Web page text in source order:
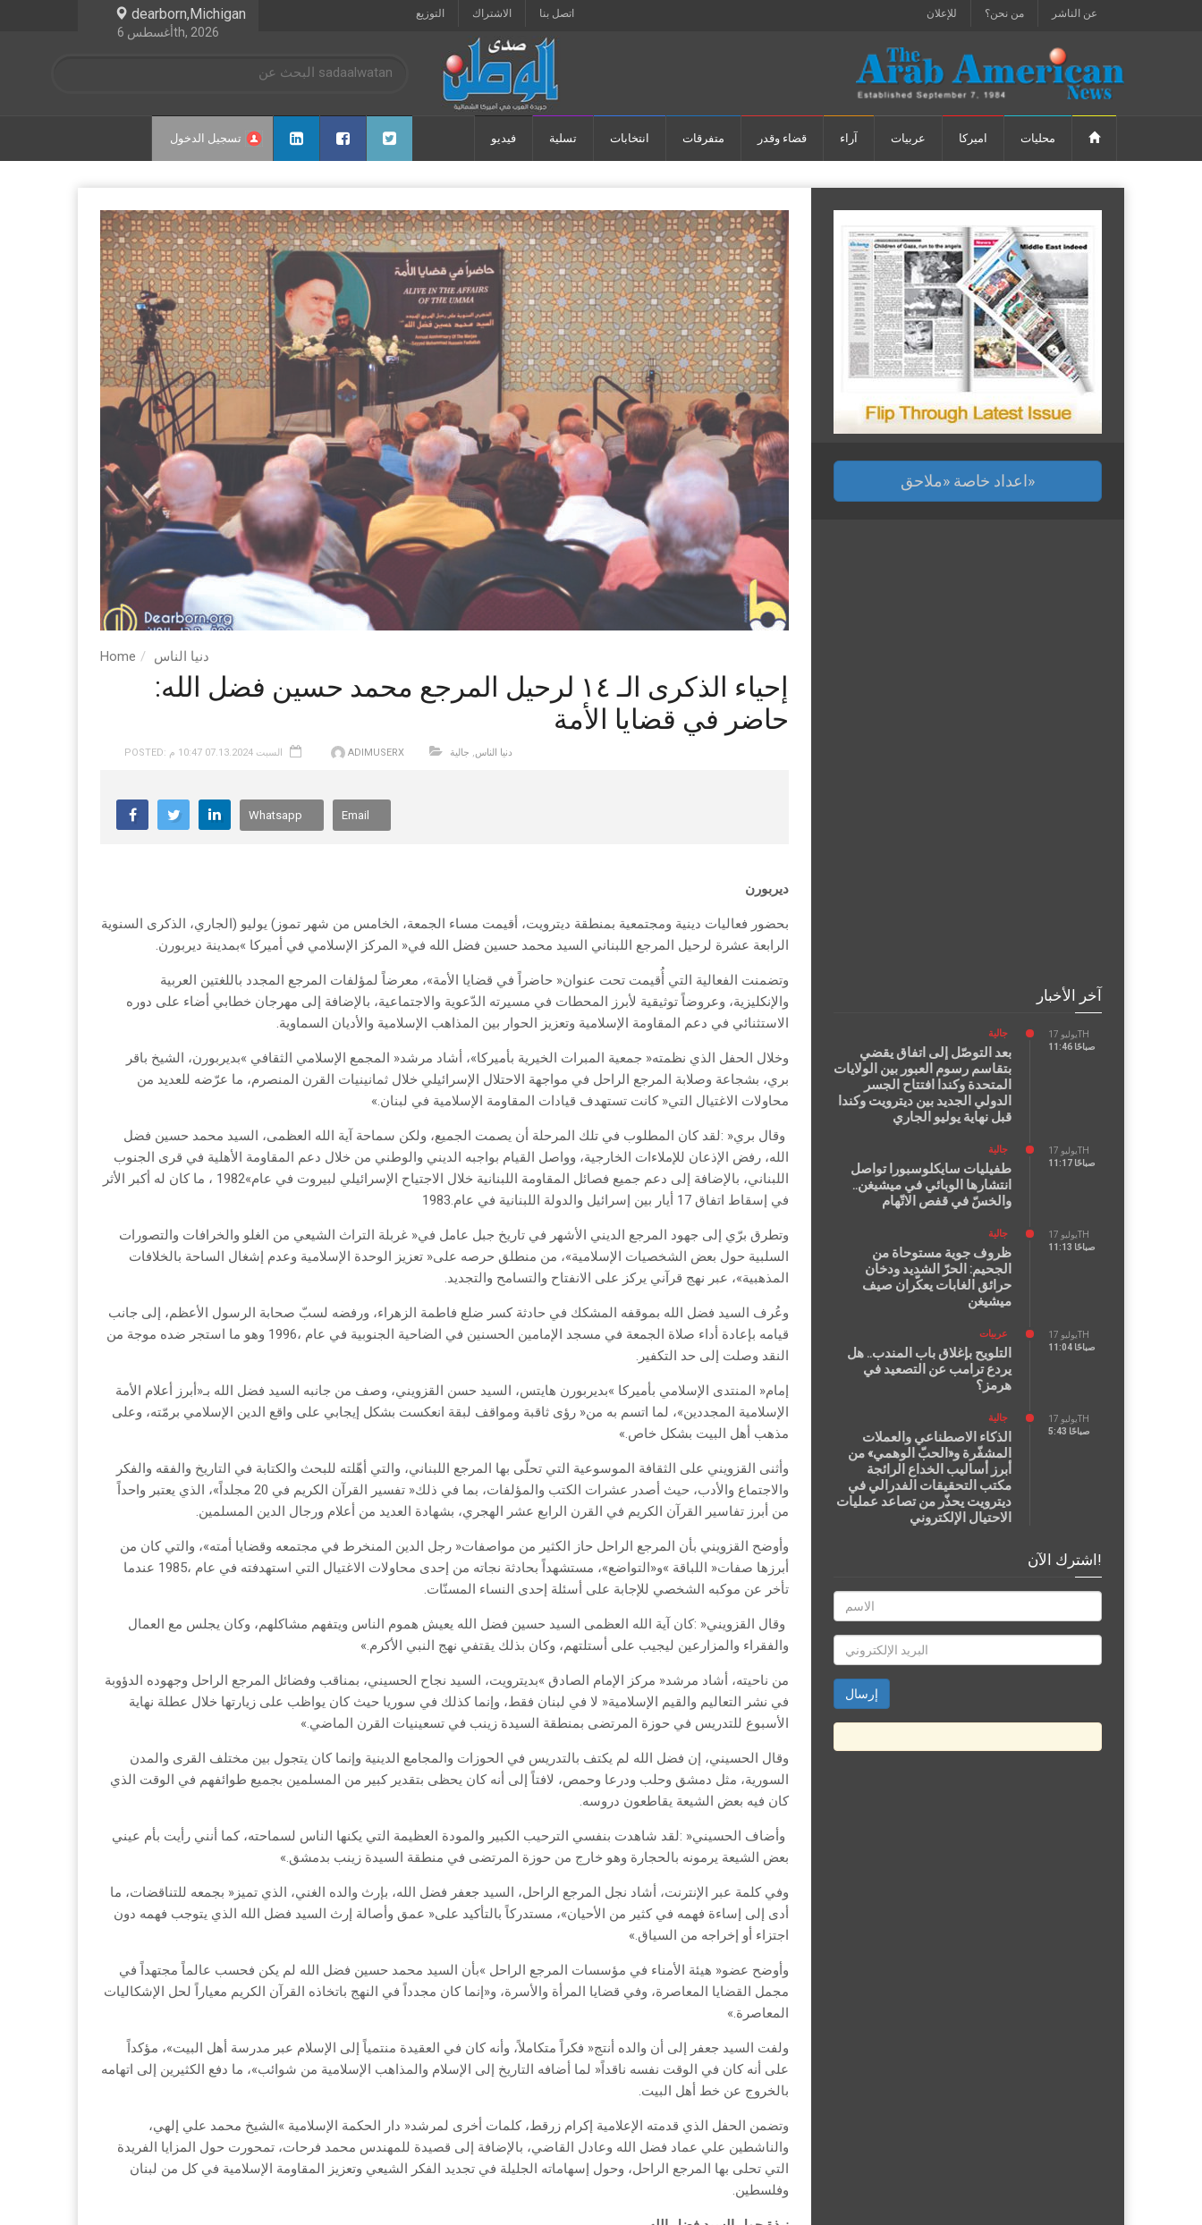
dearborn,Michigan
أغسطس 6th, 2026
اتصل بنا الاشتراك التوزيع عن الناشر من نحن؟ للإعلان
تسجيل الدخول محليات اميركا عربيات آراء قضاء وقدر متفرقات انتخابات تسلية فيديو
Home دنيا الناس
إحياء الذكرى الـ ١٤ لرحيل المرجع محمد حسين فضل الله:
حاضر في قضايا الأمة
POSTED: السبت 07.13.2024 10:47 م ADIMUSERX دنيا الناس, جالية
Whatsapp Email
ديربورن‭
‬الرابعة‭ ‬عشرة‭ ‬لرحيل‭ ‬المرجع‭ ‬اللبناني‭ ‬السيد‭ ‬محمد‭ ‬حسين‭ ‬فضل‭ ‬الله‭ ‬في‭ ‬‮«‬المركز‭ ‬الإسلامي‭ ‬في‭ ‬أميركا‮»‬‭ ‬بمدينة‭ ‬ديربورن‭.‬
‬الاستثنائي‭ ‬في‭ ‬دعم‭ ‬المقاومة‭ ‬الإسلامية‭ ‬وتعزيز‭ ‬الحوار‭ ‬بين‭ ‬المذاهب‭ ‬الإسلامية‭ ‬والأديان‭ ‬السماوية‭.‬
‬محاولات‭ ‬الاغتيال‭ ‬التي‭ ‬‮«‬كانت‭ ‬تستهدف‭ ‬قيادات‭ ‬المقاومة‭ ‬الإسلامية‭ ‬في‭ ‬لبنان‮»‬‭.‬
‬في‭ ‬إسقاط‭ ‬اتفاق‭ ‬17‭ ‬أيار‭ ‬بين‭ ‬إسرائيل‭ ‬والدولة‭ ‬اللبنانية‭ ‬في‭ ‬عام‭ ‬1983‭.‬
‬المذهبية‮»‬،‭ ‬عبر‭ ‬نهج‭ ‬قرآني‭ ‬يركز‭ ‬على‭ ‬الانفتاح‭ ‬والتسامح‭ ‬والتجديد‭.‬
‬النقد‭ ‬وصلت‭ ‬إلى‭ ‬حد‭ ‬التكفير‭.‬
‬مذهب‭ ‬أهل‭ ‬البيت‭ ‬بشكل‭ ‬خاص‮»‬‭.‬‭ ‬
‬من‭ ‬أبرز‭ ‬تفاسير‭ ‬القرآن‭ ‬الكريم‭ ‬في‭ ‬القرن‭ ‬الرابع‭ ‬عشر‭ ‬الهجري،‭ ‬بشهادة‭ ‬العديد‭ ‬من‭ ‬أعلام‭ ‬ورجال‭ ‬الدين‭ ‬المسلمين‭.‬
‬تأخر‭ ‬عن‭ ‬موكبه‭ ‬الشخصي‭ ‬للإجابة‭ ‬على‭ ‬أسئلة‭ ‬إحدى‭ ‬النساء‭ ‬المسنّات‭.‬
‬والفقراء‭ ‬والمزارعين‭ ‬ليجيب‭ ‬على‭ ‬أستلتهم،‭ ‬وكان‭ ‬بذلك‭ ‬يقتفي‭ ‬نهج‭ ‬النبي‭ ‬الأكرم‮»‬‭.‬
‬الأسبوع‭ ‬للتدريس‭ ‬في‭ ‬حوزة‭ ‬المرتضى‭ ‬بمنطقة‭ ‬السيدة‭ ‬زينب‭ ‬في‭ ‬تسعينيات‭ ‬القرن‭ ‬الماضي‮»‬‭.‬
‬كان‭ ‬فيه‭ ‬بعض‭ ‬الشيعة‭ ‬يقاطعون‭ ‬دروسه‭.‬
‬بعض‭ ‬الشيعة‭ ‬يرمونه‭ ‬بالحجارة‭ ‬وهو‭ ‬خارج‭ ‬من‭ ‬حوزة‭ ‬المرتضى‭ ‬في‭ ‬منطقة‭ ‬السيدة‭ ‬زينب‭ ‬بدمشق‮»‬‭.‬
‬اجتزاء‭ ‬أو‭ ‬إخراجه‭ ‬من‭ ‬السياق‮»‬‭.‬
‬المعاصرة‮»‬‭.‬
‬بالخروج‭ ‬عن‭ ‬خط‭ ‬أهل‭ ‬البيت‭.‬
‬وفلسطين‭.‬
اعداد خاصة «ملاحق»
آخر الأخبار
يوليو 17TH
11:46 صباحًا
جالية
بعد التوصّل إلى اتفاق يقضي
بتقاسم رسوم العبور بين الولايات
المتحدة وكندا افتتاح الجسر
الدولي الجديد بين ديترويت وكندا
قبل نهاية يوليو الجاري
يوليو 17TH
11:17 صباحًا
جالية
طفيليات سايكلوسبورا تواصل
انتشارها الوبائي في ميشيغن..
والخسّ في قفص الاتّهام
يوليو 17TH
11:13 صباحًا
جالية
ظروف جوية مستوحاة من
الجحيم: الحرّ الشديد ودخان
حرائق الغابات يعكّران صيف
ميشيغن
يوليو 17TH
11:04 صباحًا
عربيات
التلويح بإغلاق باب المندب.. هل
يردع ترامب عن التصعيد في
هرمز؟
يوليو 17TH
5:43 صباحًا
جالية
الذكاء الاصطناعي والعملات
المشفّرة و«الحبّ الوهمي» من
أبرز أساليب الخداع الرائجة
مكتب التحقيقات الفدرالي في
ديترويت يحذّر من تصاعد عمليات
الاحتيال الإلكتروني
اشترك الآن!